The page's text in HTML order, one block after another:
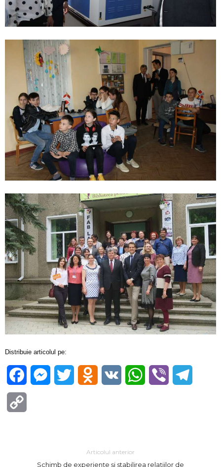
Distribuie articolul pe:
FacebookMessenger
Twitter Odnoklassniki
VK WhatsApp
Viber
Articolul anterior
Schimb de experiențe și stabilirea relațiilor de